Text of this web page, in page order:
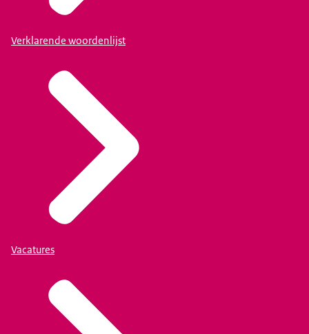
Verklarende woordenlijst
Vacatures